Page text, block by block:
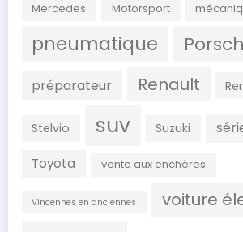
Mercedes Motorsport
pneumatique
préparateur Renault
Stelvio suv Suzuki
Toyota vente aux enchères
Vincennes en anciennes voiture